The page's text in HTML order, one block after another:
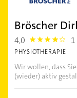
Bröscher
4,0 4.0
PHYSIOTHERAPIE
Wir wollen, dass
(wieder) aktiv